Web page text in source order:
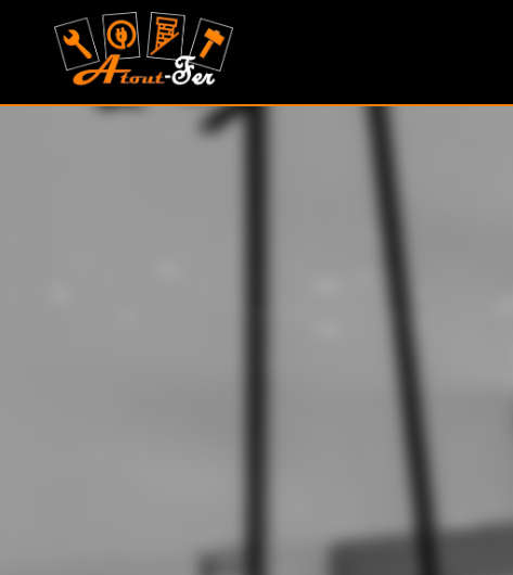
ALEXANDRE